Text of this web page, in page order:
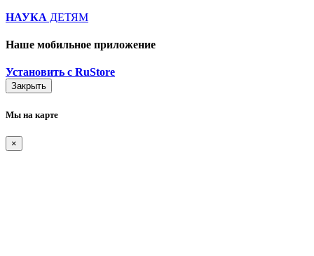
НАУКА ДЕТЯМ
Наше мобильное приложение
Установить с RuStore
Закрыть
Мы на карте
×